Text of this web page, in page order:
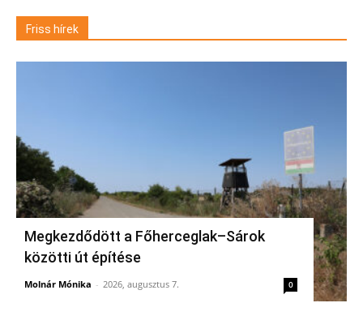
Friss hírek
Megkezdődött a Főherceglak–Sárok
közötti út építése
Molnár Mónika - 2026, augusztus 7. 0